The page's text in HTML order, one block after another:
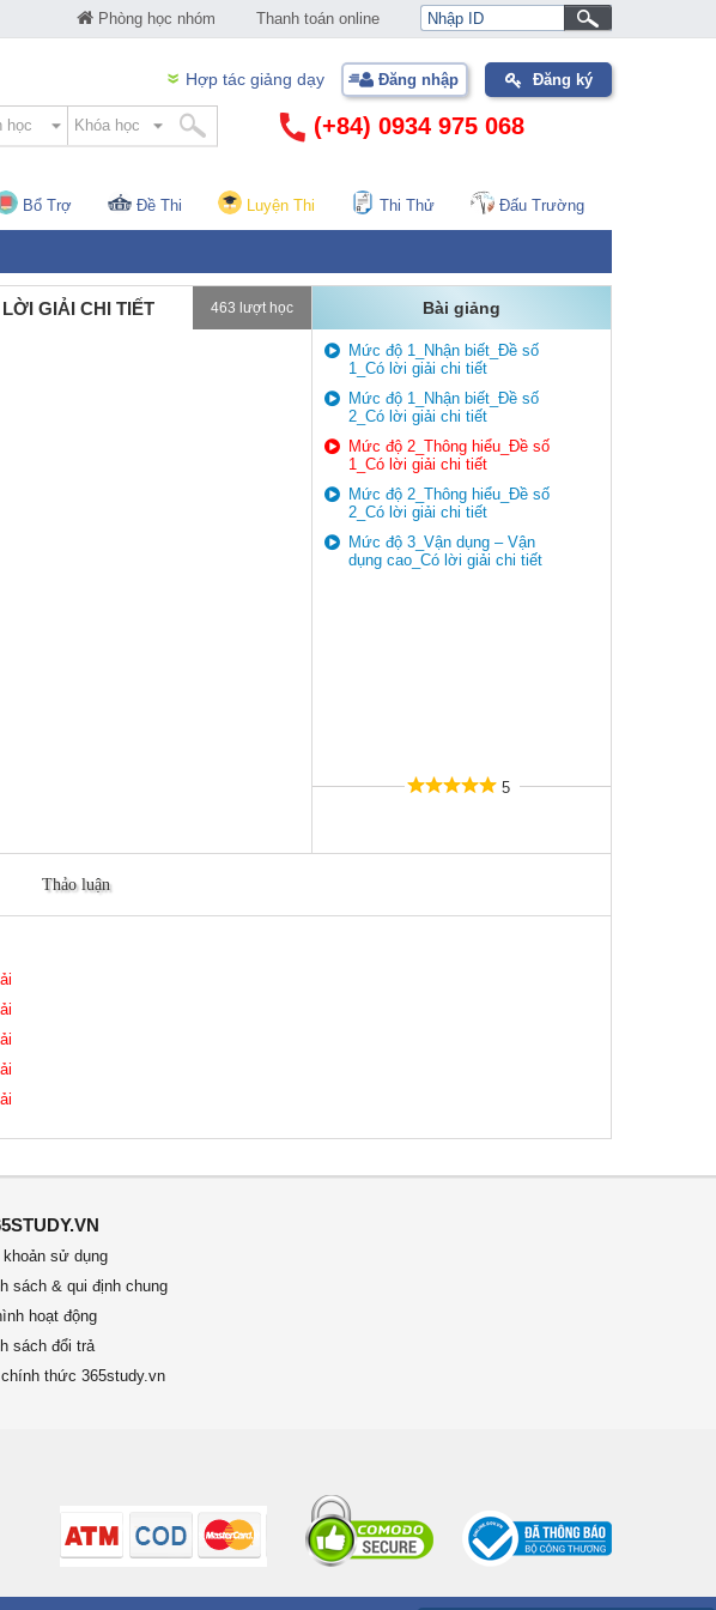
Phòng học nhóm Thanh toán online
Hợp tác giảng dạy Đăng nhập Đăng ký
(+84) 0934 975 068
Bổ Trợ Đề Thi Luyện Thi Thi Thử Đấu Trường
463 lượt học
GIẢI CHI TIẾT Bài giảng
Mức độ 1_Nhận biết_Đề số
1_Có lời giải chi tiết
Mức độ 1_Nhận biết_Đề số
2_Có lời giải chi tiết
Mức độ 2_Thông hiểu_Đề số
1_Có lời giải chi tiết
Mức độ 2_Thông hiểu_Đề số
2_Có lời giải chi tiết
Mức độ 3_Vận dụng – Vận
dụng cao_Có lời giải chi tiết
5
Thảo luận
sử dụng
sách & qui định chung
hoạt động
sách đổi trả
thức 365study.vn